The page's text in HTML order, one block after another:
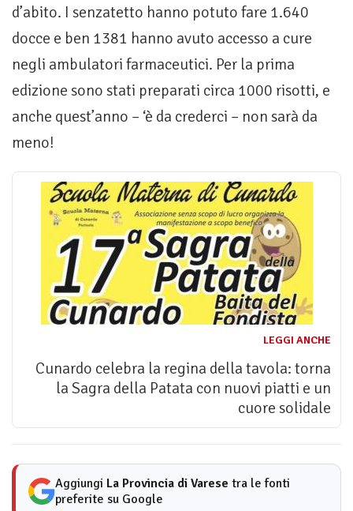
d’abito. I senzatetto hanno potuto fare 1.640
docce e ben 1381 hanno avuto accesso a cure
negli ambulatori farmaceutici. Per la prima
edizione sono stati preparati circa 1000 risotti, e
anche quest’anno – ‘è da crederci – non sarà da
meno!
LEGGI ANCHE
Cunardo celebra la regina della tavola: torna
la Sagra della Patata con nuovi piatti e un
cuore solidale
Aggiungi La Provincia di Varese tra le fonti
preferite su Google